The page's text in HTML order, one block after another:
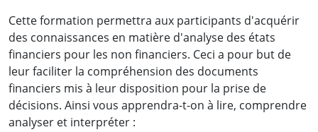
Cette formation permettra aux participants d'acquérir
des connaissances en matière d'analyse des états
financiers pour les non financiers. Ceci a pour but de
leur faciliter la compréhension des documents
financiers mis à leur disposition pour la prise de
décisions. Ainsi vous apprendra-t-on à lire, comprendre
analyser et interpréter :